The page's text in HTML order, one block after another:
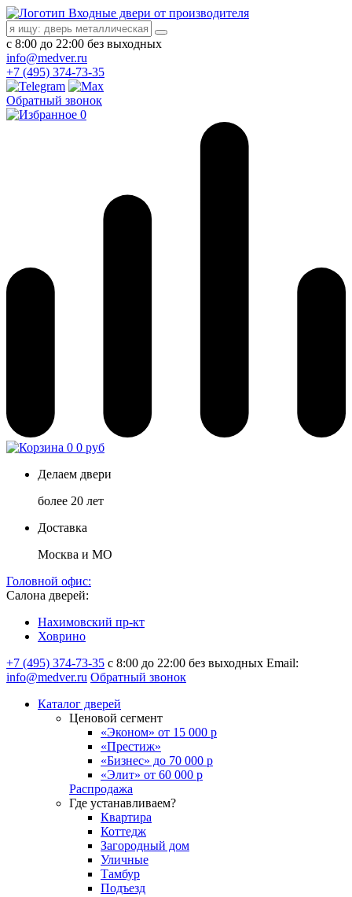
Входные двери от производителя
с 8:00 до 22:00 без выходных
info@medver.ru
+7 (495) 374-73-35
Обратный звонок
0
0 0 руб
Делаем двери
более 20 лет
Доставка
Москва и МО
Головной офис:
Салона дверей:
Нахимовский пр-кт
Ховрино
+7 (495) 374-73-35 с 8:00 до 22:00 без выходных Email:
info@medver.ru Обратный звонок
Каталог дверей
Ценовой сегмент
«Эконом» от 15 000 р
«Престиж»
«Бизнес» до 70 000 р
«Элит» от 60 000 р
Распродажа
Где устанавливаем?
Квартира
Коттедж
Загородный дом
Уличные
Тамбур
Подъезд